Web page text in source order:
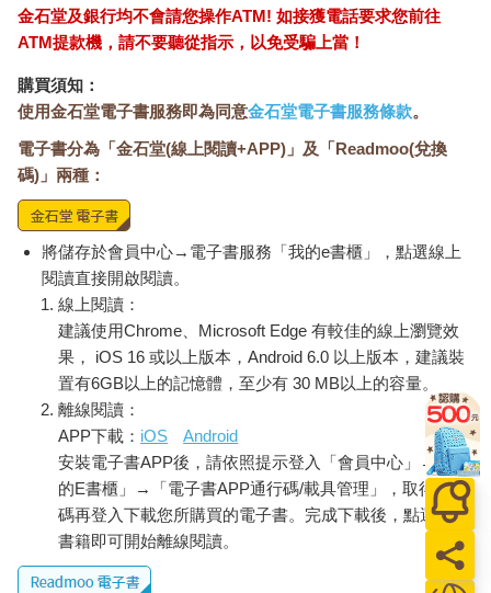
金石堂及銀行均不會請您操作ATM! 如接獲電話要求您前往
ATM提款機，請不要聽從指示，以免受騙上當！
購買須知：
使用金石堂電子書服務即為同意金石堂電子書服務條款。
電子書分為「金石堂(線上閱讀+APP)」及「Readmoo(兌換
碼)」兩種：
將儲存於會員中心→電子書服務「我的e書櫃」，點選線上
閱讀直接開啟閱讀。
線上閱讀：
建議使用Chrome、Microsoft Edge 有較佳的線上瀏覽效
果， iOS 16 或以上版本，Android 6.0 以上版本，建議裝
置有6GB以上的記憶體，至少有 30 MB以上的容量。
離線閱讀：
APP下載： iOS
Android
安裝電子書APP後，請依照提示登入「會員中心」→「我
的E書櫃」→「電子書APP通行碼/載具管理」，取得通行
碼再登入下載您所購買的電子書。完成下載後，點選任一
書籍即可開始離線閱讀。